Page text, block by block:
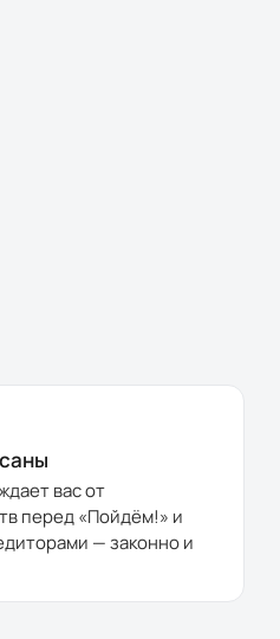
вас от
перед «Пойдём!» и
— законно и